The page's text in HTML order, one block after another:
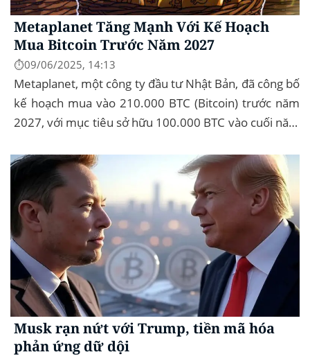
Metaplanet Tăng Mạnh Với Kế Hoạch
Mua Bitcoin Trước Năm 2027
⏱️09/06/2025, 14:13
Metaplanet, một công ty đầu tư Nhật Bản, đã công bố
kế hoạch mua vào 210.000 BTC (Bitcoin) trước năm
2027, với mục tiêu sở hữu 100.000 BTC vào cuối năm
Musk rạn nứt với Trump, tiền mã hóa
phản ứng dữ dội